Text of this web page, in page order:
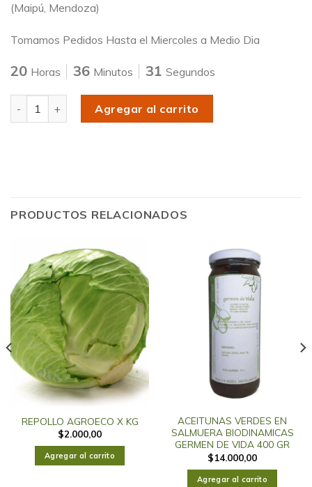
(Maipú, Mendoza)
Tomamos Pedidos Hasta el Miercoles a Medio Dia
20 Horas 36 Minutos 31 Segundos
Agregar al carrito
PRODUCTOS RELACIONADOS
REPOLLO AGROECO X KG
$2.000,00
Agregar al carrito
ACEITUNAS VERDES EN
SALMUERA BIODINAMICAS
GERMEN DE VIDA 400 GR
$14.000,00
Agregar al carrito